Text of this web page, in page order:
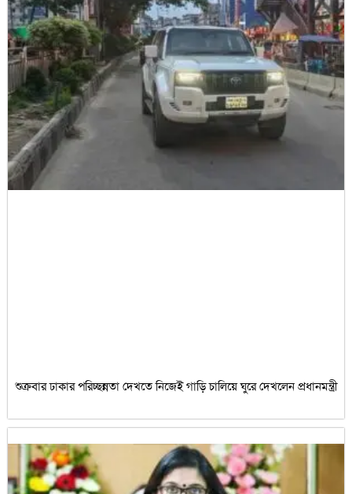
শুক্রবার ঢাকার পরিচ্ছন্নতা দেখতে নিজেই গাড়ি চালিয়ে ঘুরে দেখলেন প্রধানমন্ত্রী